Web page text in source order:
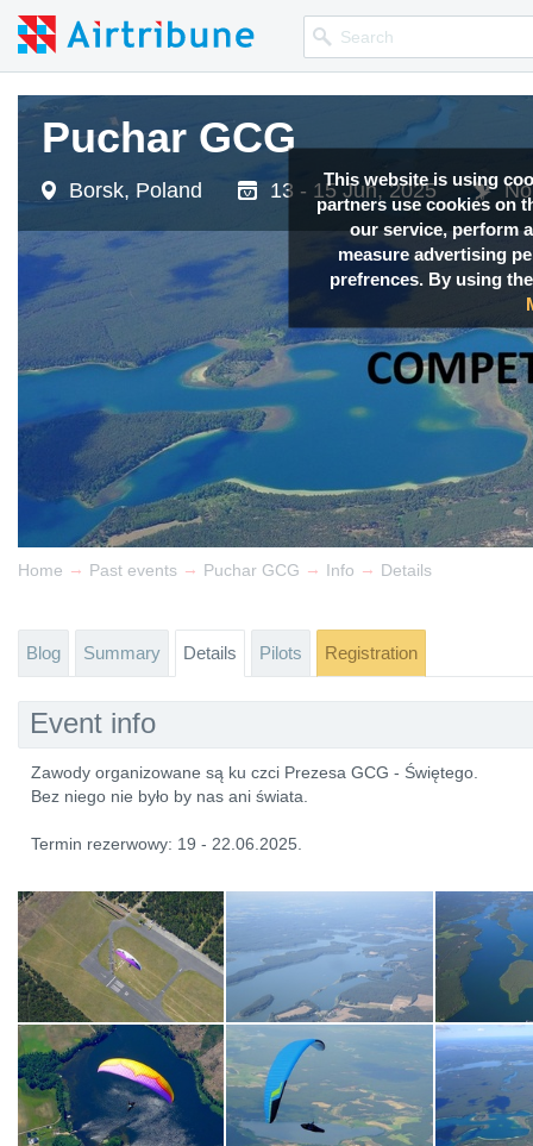
This website is using
partners use cookies on
our service, perform
measure advertising
prefrences. By using
Puchar GCG
Borsk, Poland 13 - 15 Jun, 2025
Home → Past events → Puchar GCG → Info → Details
Blog Summary Details Pilots Registration
Event info
Zawody organizowane są ku czci Prezesa GCG - Świętego.
Bez niego nie było by nas ani świata.
Termin rezerwowy: 19 - 22.06.2025.